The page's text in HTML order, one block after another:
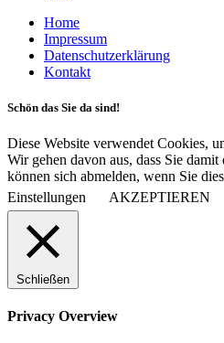
Home
Impressum
Datenschutzerklärung
Kontakt
Schön das Sie da sind!
Diese Website verwendet Cookies,
Wir gehen davon aus, dass Sie
können sich abmelden, wenn Sie
Einstellungen
AKZEPTIEREN
Schließen
Privacy Overview